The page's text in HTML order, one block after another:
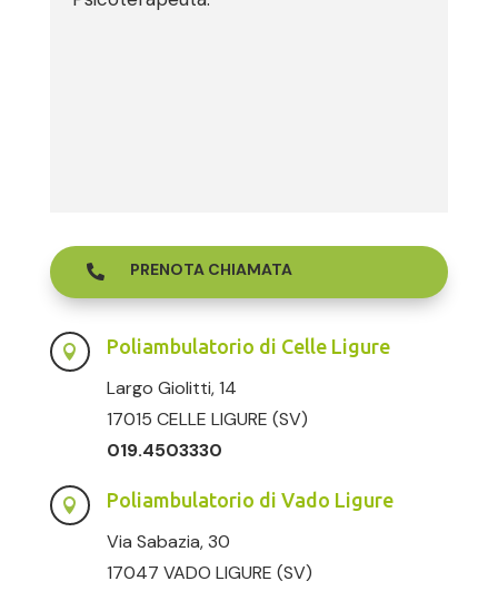
 PRENOTA CHIAMATA
 Poliambulatorio di Celle Ligure
Largo Giolitti, 14
17015 CELLE LIGURE (SV)
019.4503330
 Poliambulatorio di Vado Ligure
Via Sabazia, 30
17047 VADO LIGURE (SV)